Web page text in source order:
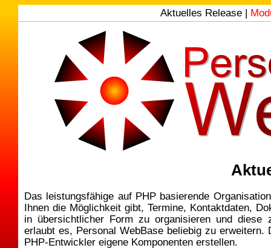
Aktuelles Release |
Das leistungsfähige auf PHP basierende
Ihnen die Möglichkeit gibt, Termine, Kontaktdaten,
in übersichtlicher Form zu organisieren und diese
erlaubt es, Personal WebBase beliebig zu
PHP-Entwickler eigene Komponenten erstellen.